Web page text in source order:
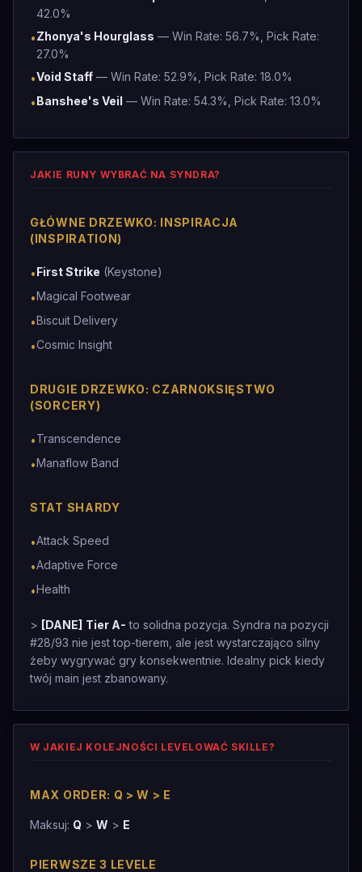
42.0%
•Zhonya's Hourglass — Win Rate: 56.7%, Pick Rate:
27.0%
•Void Staff — Win Rate: 52.9%, Pick Rate: 18.0%
•Banshee's Veil — Win Rate: 54.3%, Pick Rate: 13.0%
JAKIE RUNY WYBRAĆ NA SYNDRA?
GŁÓWNE DRZEWKO: INSPIRACJA
(INSPIRATION)
•First Strike (Keystone)
•Magical Footwear
•Biscuit Delivery
•Cosmic Insight
DRUGIE DRZEWKO: CZARNOKSIĘSTWO
(SORCERY)
•Transcendence
•Manaflow Band
STAT SHARDY
•Attack Speed
•Adaptive Force
•Health
> [DANE] Tier A- to solidna pozycja. Syndra na pozycji
#28/93 nie jest top-tierem, ale jest wystarczająco silny
żeby wygrywać gry konsekwentnie. Idealny pick kiedy
twój main jest zbanowany.
W JAKIEJ KOLEJNOŚCI LEVELOWAĆ SKILLE?
MAX ORDER: Q > W > E
Maksuj: Q > W > E
PIERWSZE 3 LEVELE